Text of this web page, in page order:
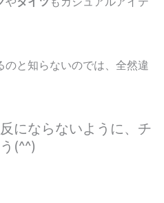
と知らないのでは、全然違
にならないように、チ
(^^)